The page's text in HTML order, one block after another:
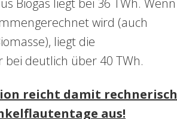
Biogas liegt bei 36 TWh. Wenn
wird (auch
liegt die
deutlich über 40 TWh.
reicht damit rechnerisch
aus!